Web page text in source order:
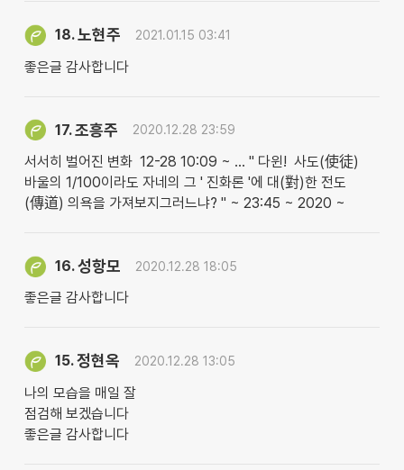
18.노현주 2021.01.15 03:41
좋은글 감사합니다
17.조흥주 2020.12.28 23:59
서서히 벌어진 변화 12-28 10:09 ~ … " 다윈! 사도(使徒)
바울의 1/100이라도 자네의 그 ' 진화론 '에 대(對)한 전도
(傳道) 의욕을 가져보지그러느냐? " ~ 23:45 ~ 2020 ~
16.성항모 2020.12.28 18:05
좋은글 감사합니다
15.정현옥 2020.12.28 13:05
나의 모습을 매일 잘
점검해 보겠습니다
좋은글 감사합니다